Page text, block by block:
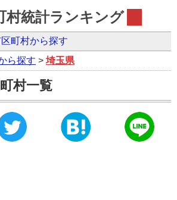
村統計ランキング
町村から探す
ら探す > 埼玉県
村一覧